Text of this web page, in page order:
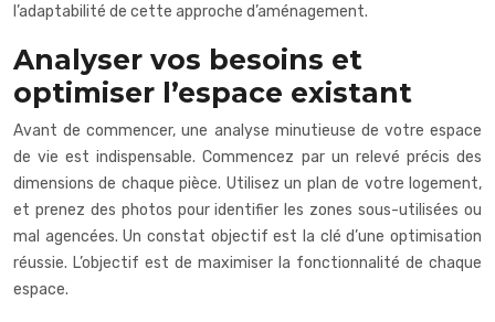
l’adaptabilité de cette approche d’aménagement.
Analyser vos besoins et
optimiser l’espace existant
Avant de commencer, une analyse minutieuse de votre espace
de vie est indispensable. Commencez par un relevé précis des
dimensions de chaque pièce. Utilisez un plan de votre logement,
et prenez des photos pour identifier les zones sous-utilisées ou
mal agencées. Un constat objectif est la clé d’une optimisation
réussie. L’objectif est de maximiser la fonctionnalité de chaque
espace.